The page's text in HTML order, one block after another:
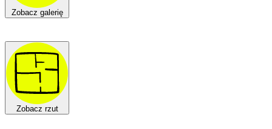
Zobacz galerię
Zobacz rzut